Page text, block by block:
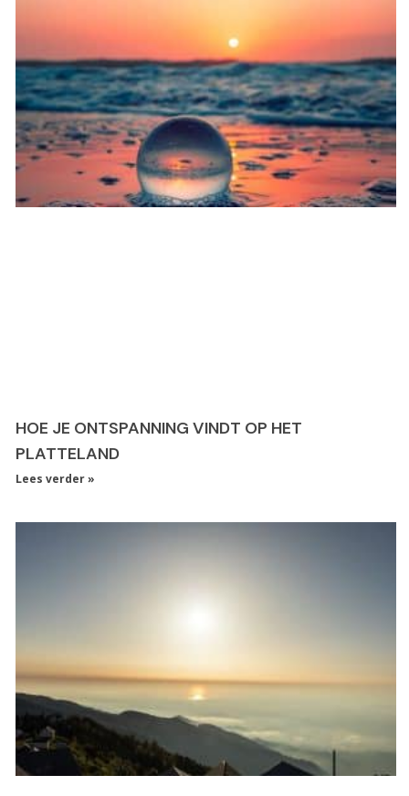
HOE JE ONTSPANNING VINDT OP HET
PLATTELAND
Lees verder »